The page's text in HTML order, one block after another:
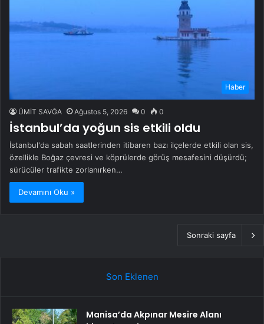
Haber
ÜMİT SAVĞA Ağustos 5, 2026 0 0
İstanbul’da yoğun sis etkili oldu
İstanbul'da sabah saatlerinden itibaren bazı ilçelerde etkili olan sis,
özellikle Boğaz çevresi ve köprülerde görüş mesafesini düşürdü;
sürücüler trafikte zorlanırken…
Devamını Oku »
Sonraki sayfa
Son Eklenen
Manisa’da Akpınar Mesire Alanı